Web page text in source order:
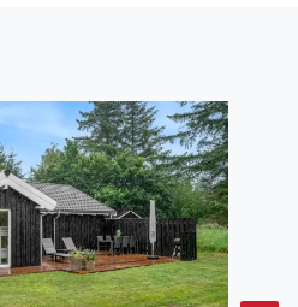
Umluftofen, Mikrowelle
und 1 Toilette..